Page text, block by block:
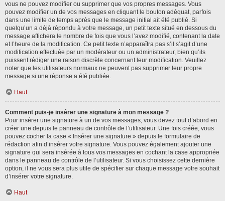
vous ne pouvez modifier ou supprimer que vos propres messages. Vous
pouvez modifier un de vos messages en cliquant le bouton adéquat, parfois
dans une limite de temps après que le message initial ait été publié. Si
quelqu’un a déjà répondu à votre message, un petit texte situé en dessous du
message affichera le nombre de fois que vous l’avez modifié, contenant la date
et l’heure de la modification. Ce petit texte n’apparaîtra pas s’il s’agit d’une
modification effectuée par un modérateur ou un administrateur, bien qu’ils
puissent rédiger une raison discrète concernant leur modification. Veuillez
noter que les utilisateurs normaux ne peuvent pas supprimer leur propre
message si une réponse a été publiée.
Haut
Comment puis-je insérer une signature à mon message ?
Pour insérer une signature à un de vos messages, vous devez tout d’abord en
créer une depuis le panneau de contrôle de l’utilisateur. Une fois créée, vous
pouvez cocher la case « Insérer une signature » depuis le formulaire de
rédaction afin d’insérer votre signature. Vous pouvez également ajouter une
signature qui sera insérée à tous vos messages en cochant la case appropriée
dans le panneau de contrôle de l’utilisateur. Si vous choisissez cette dernière
option, il ne vous sera plus utile de spécifier sur chaque message votre souhait
d’insérer votre signature.
Haut